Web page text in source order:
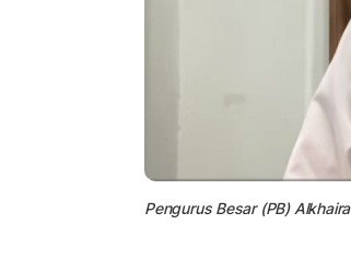
Pengurus Besar (PB)